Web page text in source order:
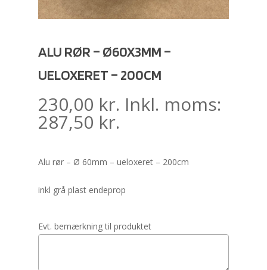
ALU RØR – Ø60X3MM –
UELOXERET – 200CM
230,00 kr. Inkl. moms:
287,50 kr.
Alu rør – Ø 60mm – ueloxeret – 200cm
inkl grå plast endeprop
Evt. bemærkning til produktet